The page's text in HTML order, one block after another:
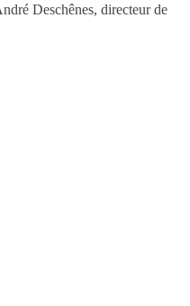
Deschênes, directeur de